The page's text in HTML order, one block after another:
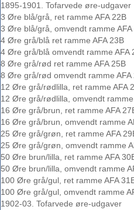
1895-1901. Tofarvede øre-udgaver
3 Øre blå/grå, ret ramme AFA 22B
3 Øre blå/grå, omvendt ramme AFA
4 Øre grå/blå ret ramme AFA 23B
4 Øre grå/blå omvendt ramme AFA
8 Øre grå/rød ret ramme AFA 25B
8 Øre grå/rød omvendt ramme AFA
12 Øre grå/rødlilla, ret ramme AFA
12 Øre grå/rødlilla, omvendt ramme
16 Øre grå/brun, ret ramme AFA
16 Øre grå/brun, omvendt ramme
25 Øre grå/grøn, ret ramme AFA
25 Øre grå/grøn, omvendt ramme
50 Øre brun/lilla, ret ramme AFA
50 Øre brun/lilla, omvendt ramme
100 Øre grå/gul, ret ramme AFA
100 Øre grå/gul, omvendt ramme
1902-03. Tofarvede øre-udgaver